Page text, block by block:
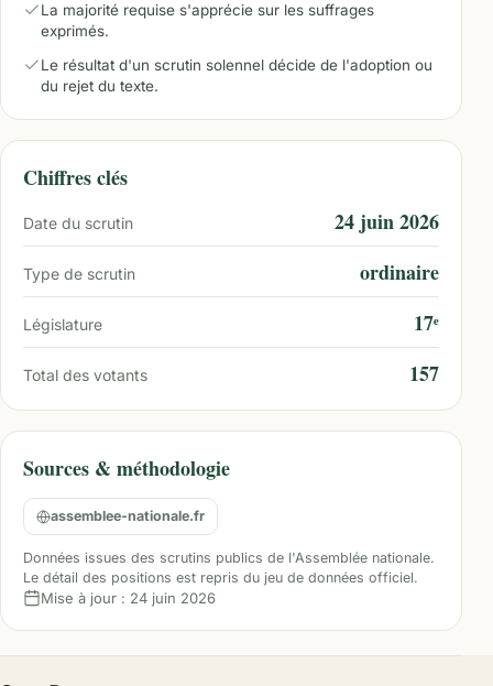
La majorité requise s'apprécie sur les suffrages
exprimés.
Le résultat d'un scrutin solennel décide de l'adoption ou
du rejet du texte.
Chiffres clés
Date du scrutin 24 juin 2026
Type de scrutin ordinaire
Législature 17ᵉ
Total des votants 157
Sources & méthodologie
assemblee-nationale.fr
Données issues des scrutins publics de l'Assemblée nationale.
Le détail des positions est repris du jeu de données officiel.
Mise à jour : 24 juin 2026